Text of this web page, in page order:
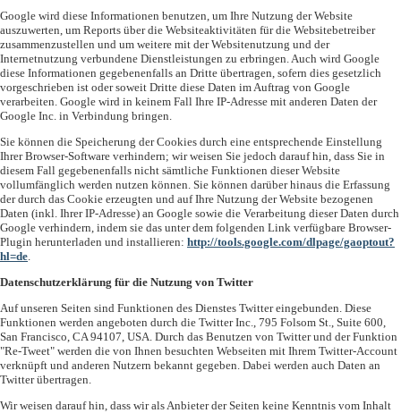
Google wird diese Informationen benutzen, um Ihre Nutzung der Website
auszuwerten, um Reports über die Websiteaktivitäten für die Websitebetreiber
zusammenzustellen und um weitere mit der Websitenutzung und der
Internetnutzung verbundene Dienstleistungen zu erbringen. Auch wird Google
diese Informationen gegebenenfalls an Dritte übertragen, sofern dies gesetzlich
vorgeschrieben ist oder soweit Dritte diese Daten im Auftrag von Google
verarbeiten. Google wird in keinem Fall Ihre IP-Adresse mit anderen Daten der
Google Inc. in Verbindung bringen.
Sie können die Speicherung der Cookies durch eine entsprechende Einstellung
Ihrer Browser-Software verhindern; wir weisen Sie jedoch darauf hin, dass Sie in
diesem Fall gegebenenfalls nicht sämtliche Funktionen dieser Website
vollumfänglich werden nutzen können. Sie können darüber hinaus die Erfassung
der durch das Cookie erzeugten und auf Ihre Nutzung der Website bezogenen
Daten (inkl. Ihrer IP-Adresse) an Google sowie die Verarbeitung dieser Daten durch
Google verhindern, indem sie das unter dem folgenden Link verfügbare Browser-
Plugin herunterladen und installieren: http://tools.google.com/dlpage/gaoptout?
hl=de.
Datenschutzerklärung für die Nutzung von Twitter
Auf unseren Seiten sind Funktionen des Dienstes Twitter eingebunden. Diese
Funktionen werden angeboten durch die Twitter Inc., 795 Folsom St., Suite 600,
San Francisco, CA 94107, USA. Durch das Benutzen von Twitter und der Funktion
"Re-Tweet" werden die von Ihnen besuchten Webseiten mit Ihrem Twitter-Account
verknüpft und anderen Nutzern bekannt gegeben. Dabei werden auch Daten an
Twitter übertragen.
Wir weisen darauf hin, dass wir als Anbieter der Seiten keine Kenntnis vom Inhalt